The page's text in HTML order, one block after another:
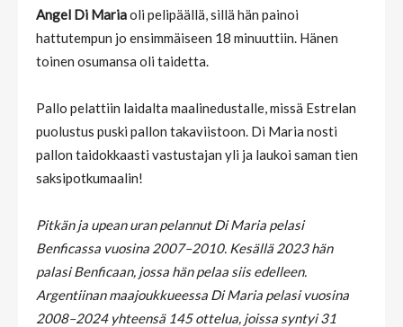
Angel Di Mariaoli pelipäällä, sillä hän painoi
hattutempun jo ensimmäiseen 18 minuuttiin. Hänen
toinen osumansa oli taidetta.
Pallo pelattiin laidalta maalinedustalle, missä Estrelan
puolustus puski pallon takaviistoon. Di Maria nosti
pallon taidokkaasti vastustajan yli ja laukoi saman tien
saksipotkumaalin!
Pitkän ja upean uran pelannut Di Maria pelasi
Benficassa vuosina 2007–2010. Kesällä 2023 hän
palasi Benficaan, jossa hän pelaa siis edelleen.
Argentiinan maajoukkueessa Di Maria pelasi vuosina
2008–2024 yhteensä 145 ottelua, joissa syntyi 31